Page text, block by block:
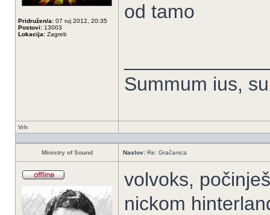
Pridružen/a: 07 ruj 2012, 20:35
Postovi: 13003
Lokacija: Zagreb
od tamo
Summum ius,
Vrh
Ministry of Sound Naslov: Re: Gračanica
volvoks,
nickom